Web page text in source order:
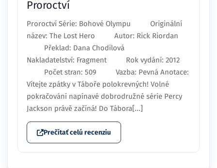
Proroctví
Proroctví Série: Bohové Olympu Originální
název: The Lost Hero Autor: Rick Riordan
Překlad: Dana Chodilová
Nakladatelství: Fragment Rok vydání: 2012
Počet stran: 509 Vazba: Pevná Anotace:
Vítejte zpátky v Táboře polokrevných! Volné
pokračování napínavé dobrodružné série Percy
Jackson právě začíná! Do Tábora[...]
Prečítať celú recenziu